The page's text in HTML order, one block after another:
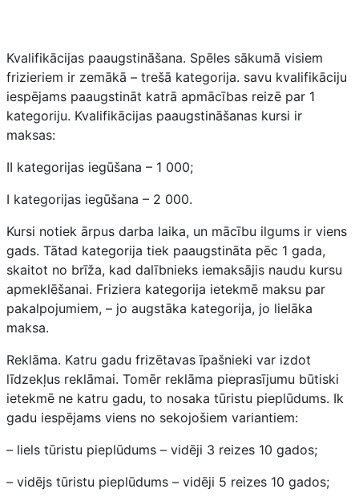
Kvalifikācijas paaugstināšana. Spēles sākumā visiem
frizieriem ir zemākā – trešā kategorija. savu kvalifikāciju
iespējams paaugstināt katrā apmācības reizē par 1
kategoriju. Kvalifikācijas paaugstināšanas kursi ir
maksas:
II kategorijas iegūšana – 1 000;
I kategorijas iegūšana – 2 000.
Kursi notiek ārpus darba laika, un mācību ilgums ir viens
gads. Tātad kategorija tiek paaugstināta pēc 1 gada,
skaitot no brīža, kad dalībnieks iemaksājis naudu kursu
apmeklēšanai. Friziera kategorija ietekmē maksu par
pakalpojumiem, – jo augstāka kategorija, jo lielāka
maksa.
Reklāma. Katru gadu frizētavas īpašnieki var izdot
līdzekļus reklāmai. Tomēr reklāma pieprasījumu būtiski
ietekmē ne katru gadu, to nosaka tūristu pieplūdums. Ik
gadu iespējams viens no sekojošiem variantiem:
– liels tūristu pieplūdums – vidēji 3 reizes 10 gados;
– vidējs tūristu pieplūdums – vidēji 5 reizes 10 gados;